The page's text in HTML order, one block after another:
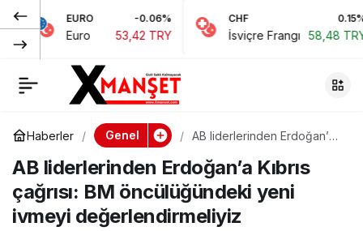
-0.06%
53,42 TRY
CHF
İsviçre Frangı 58,48 TRY
Haberler Genel
AB liderlerinden Erdoğan’a
öncülüğündeki yeni ivmeyi
değerlendirmeliyiz
AB liderlerinden Erdoğan’a Kıbrıs
çağrısı: BM öncülüğündeki yeni
ivmeyi değerlendirmeliyiz
Cevdet Yılmaz yarın
KKTC’ye geliyor:
mutabakatı
imzalanacak
Paylaş